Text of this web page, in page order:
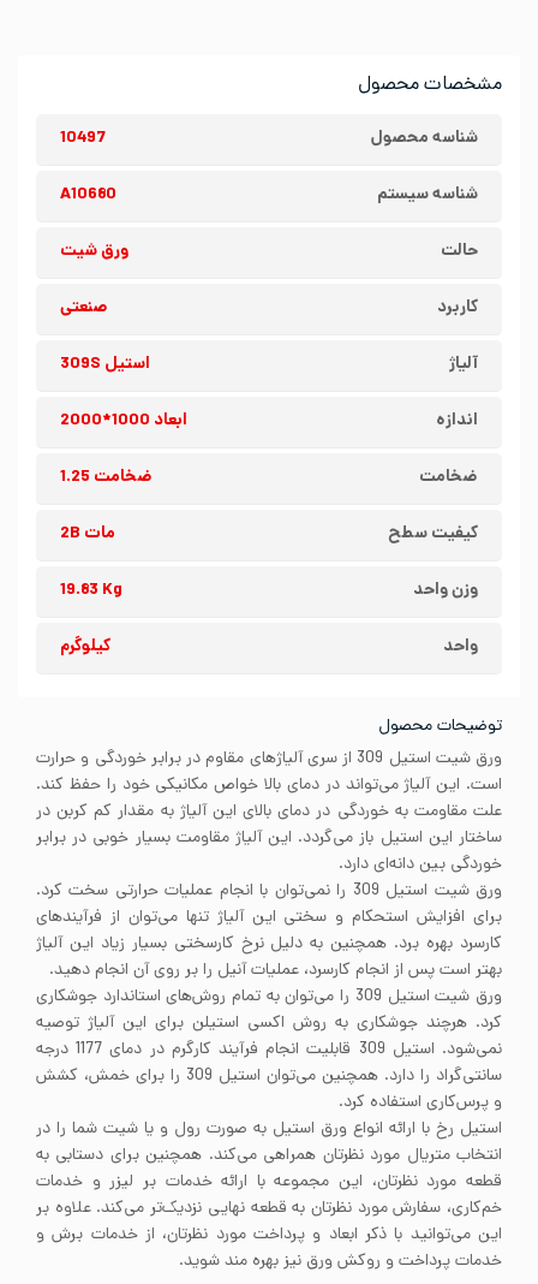
مشخصات محصول
شناسه محصول 10497
شناسه سیستم A10680
حالت ورق شیت
کاربرد صنعتی
آلیاژ استیل 309S
اندازه ابعاد 1000*2000
ضخامت ضخامت 1.25
کیفیت سطح مات 2B
وزن واحد 19.83 Kg
واحد کیلوگرم
توضیحات محصول
ورق شیت استیل 309 از سری آلیاژهای مقاوم در برابر خوردگی و حرارت
است. این آلیاژ می‌تواند در دمای بالا خواص مکانیکی خود را حفظ کند.
علت مقاومت به خوردگی در دمای بالای این آلیاژ به مقدار کم کربن در
ساختار این استیل باز می‌گردد. این آلیاژ مقاومت بسیار خوبی در برابر
خوردگی بین دانه‌ای دارد.
ورق شیت استیل 309 را نمی‌توان با انجام عملیات حرارتی سخت کرد.
برای افزایش استحکام و سختی این آلیاژ تنها می‌توان از فرآیندهای
کارسرد بهره برد. همچنین به دلیل نرخ کارسختی بسیار زیاد این آلیاژ
بهتر است پس از انجام کارسرد، عملیات آنیل را بر روی آن انجام دهید.
ورق شیت استیل 309 را می‌توان به تمام روش‌های استاندارد جوشکاری
کرد. هرچند جوشکاری به روش اکسی استیلن برای این آلیاژ توصیه
نمی‌شود. استیل 309 قابلیت انجام فرآیند کارگرم در دمای 1177 درجه
سانتی‌گراد را دارد. همچنین می‌توان استیل 309 را برای خمش، کشش
و پرس‌کاری استفاده کرد.
استیل رخ با ارائه انواع ورق استیل به صورت رول و یا شیت شما را در
انتخاب متریال مورد نظرتان همراهی می‌کند. همچنین برای دستابی به
قطعه مورد نظرتان، این مجموعه با ارائه خدمات بر لیزر و خدمات
خم‌کاری، سفارش مورد نظرتان به قطعه نهایی نزدیک‌تر می‌کند. علاوه بر
این می‌توانید با ذکر ابعاد و پرداخت مورد نظرتان، از خدمات برش و
خدمات پرداخت و روکش ورق نیز بهره مند شوید.